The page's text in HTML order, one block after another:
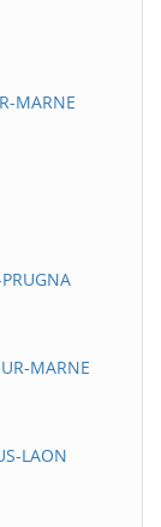
MARNE
MARNE
LAON